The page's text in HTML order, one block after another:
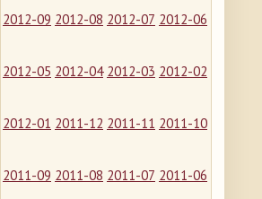
2012-09 2012-08 2012-07 2012-06
2012-05 2012-04 2012-03 2012-02
2012-01 2011-12 2011-11 2011-10
2011-09 2011-08 2011-07 2011-06